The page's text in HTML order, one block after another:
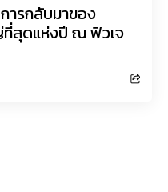
ารกลับมาของ
ที่สุดแห่งปี ณ ฟิวเจ